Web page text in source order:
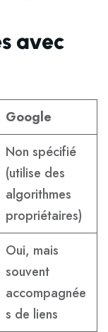
avec
Google
Non spécifié
(utilise des
algorithmes
propriétaires)
Oui, mais
souvent
accompagnée
s de liens